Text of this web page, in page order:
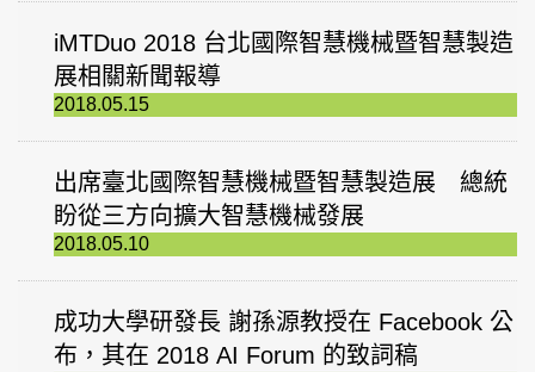
iMTDuo 2018 台北國際智慧機械暨智慧製造
展相關新聞報導
2018.05.15
出席臺北國際智慧機械暨智慧製造展 總統
盼從三方向擴大智慧機械發展
2018.05.10
成功大學研發長 謝孫源教授在 Facebook 公
布，其在 2018 AI Forum 的致詞稿